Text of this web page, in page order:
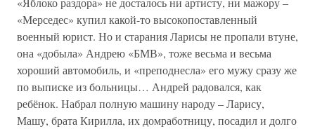
«Мерседес» купил какой-то высокопоставленный
военный юрист. Но и старания Ларисы не пропали втуне,
она «добыла» Андрею «БМВ», тоже весьма и весьма
хороший автомобиль, и «преподнесла» его мужу сразу же
по выписке из больницы… Андрей радовался, как
ребёнок. Набрал полную машину народу – Ларису,
Машу, брата Кирилла, их домработницу, посадил и долго